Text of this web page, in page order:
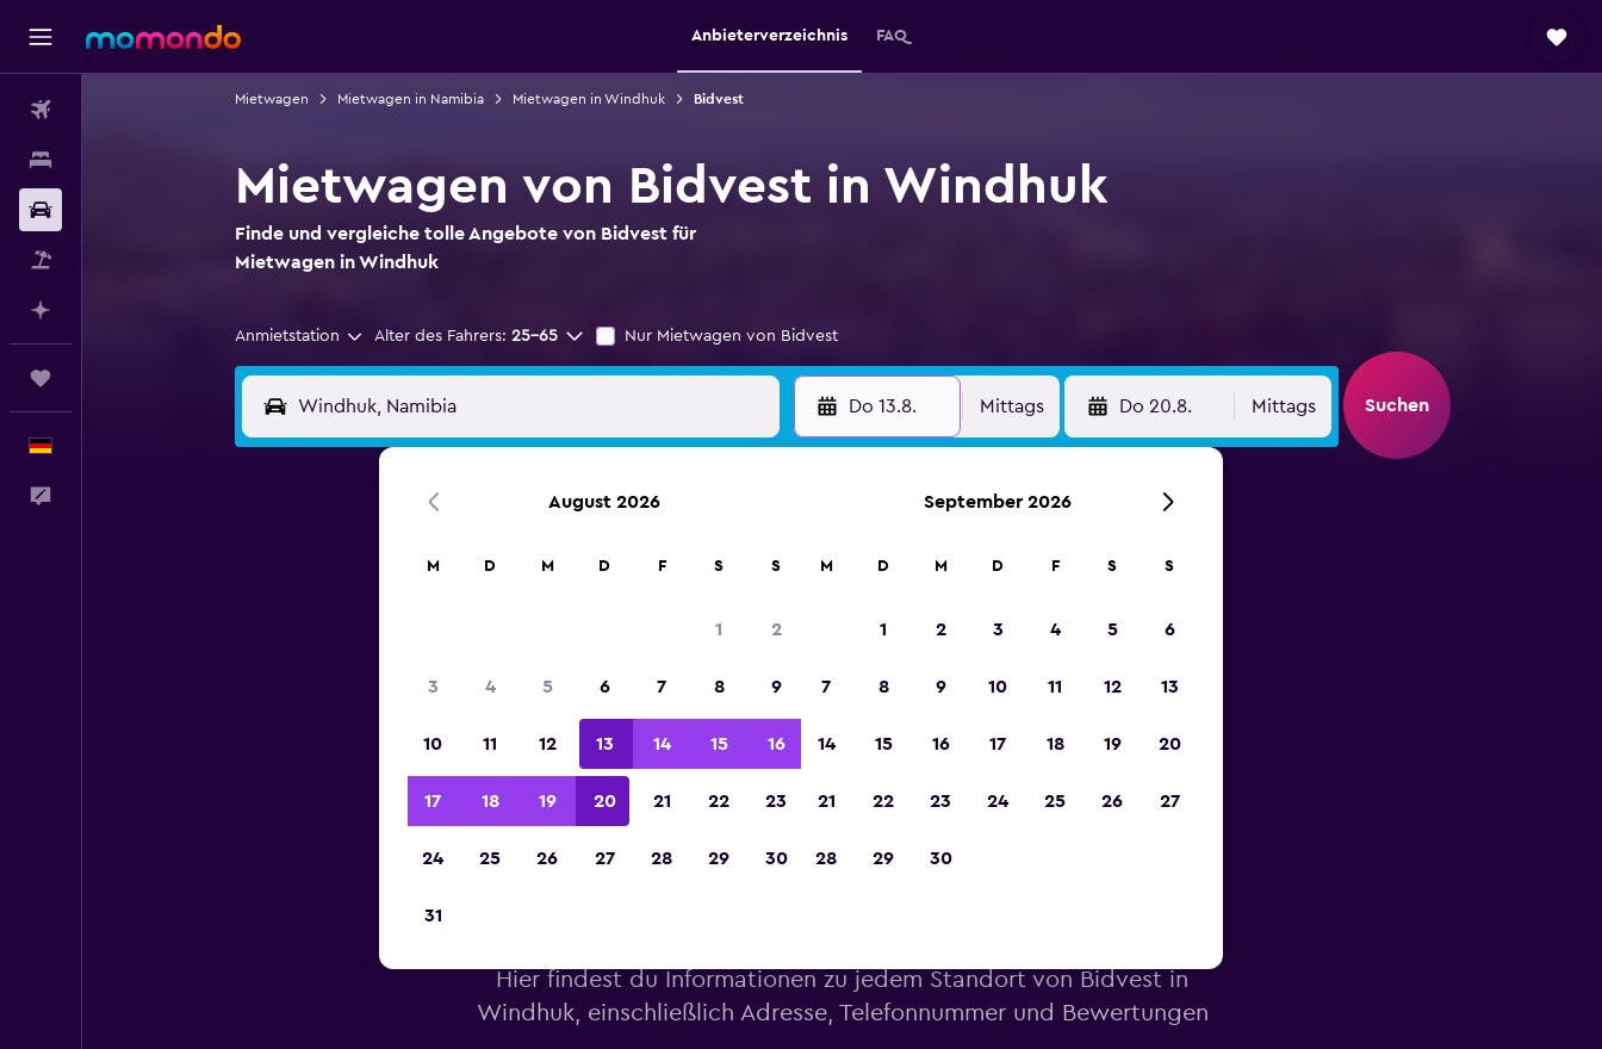
Anbieterverzeichnis FAQ
Mietwagen Mietwagen in Namibia Mietwagen in Windhuk Bidvest
Mietwagen von Bidvest in Windhuk
Finde und vergleiche tolle Angebote von Bidvest für
Mietwagen in Windhuk
Anmietstation Alter des Fahrers: 25-65 Nur Mietwagen von Bidvest
Do 13.8. Mittags Do 20.8. Mittags Suchen
Sieger 2023 gekürt
Hier findest du Informationen zu jedem Standort von Bidvest in
Windhuk, einschließlich Adresse, Telefonnummer und Bewertungen
August 2026
M D M D F S S
1 2
3 4 5 6 7 8 9
10 11 12 13 14 15 16
17 18 19 20 21 22 23
24 25 26 27 28 29 30
31
September 2026
M D M D F S S
1 2 3 4 5 6
7 8 9 10 11 12 13
14 15 16 17 18 19 20
21 22 23 24 25 26 27
28 29 30